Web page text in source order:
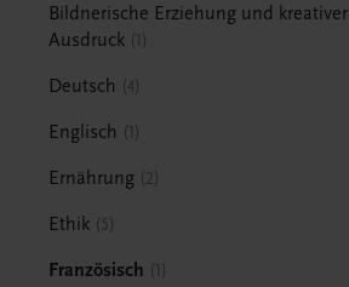
Bildnerische Erziehung und kreativer
Ausdruck 1
Deutsch 4
Englisch 1
Ernährung 2
Ethik 5
Französisch 1